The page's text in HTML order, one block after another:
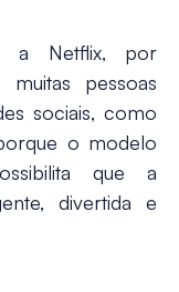
a Netflix, por
pessoas
sociais, como
o modelo
que a
divertida e